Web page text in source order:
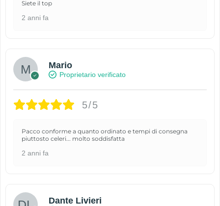
Siete il top
2 anni fa
Mario
Proprietario verificato
5/5
Pacco conforme a quanto ordinato e tempi di consegna
piuttosto celeri... molto soddisfatta
2 anni fa
Dante Livieri